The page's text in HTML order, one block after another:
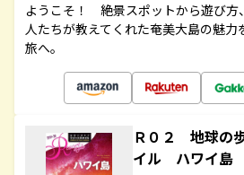
ようこそ！ 絶景スポットから遊び方
人たちが教えてくれた奄美大島の魅
旅へ。
Ｒ０２ 地球の
イル ハワイ島